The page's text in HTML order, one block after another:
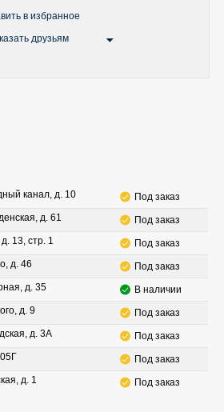
в избранное
друзьям
канал, д. 10
Под заказ
д. 61
Под заказ
13, стр. 1
Под заказ
д. 46
Под заказ
д. 35
В наличии
д. 9
Под заказ
д. 3А
Под заказ
Под заказ
д. 1
Под заказ